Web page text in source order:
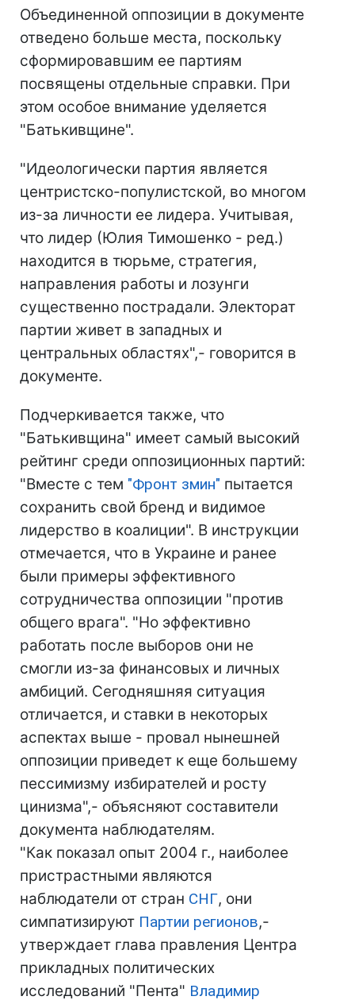
Объединенной оппозиции в документе
отведено больше места, поскольку
сформировавшим ее партиям
посвящены отдельные справки. При
этом особое внимание уделяется
"Батькивщине".
"Идеологически партия является
центристско-популистской, во многом
из-за личности ее лидера. Учитывая,
что лидер (Юлия Тимошенко - ред.)
находится в тюрьме, стратегия,
направления работы и лозунги
существенно пострадали. Электорат
партии живет в западных и
центральных областях",- говорится в
документе.
Подчеркивается также, что
"Батькивщина" имеет самый высокий
рейтинг среди оппозиционных партий:
"Вместе с тем "Фронт змин" пытается
сохранить свой бренд и видимое
лидерство в коалиции". В инструкции
отмечается, что в Украине и ранее
были примеры эффективного
сотрудничества оппозиции "против
общего врага". "Но эффективно
работать после выборов они не
смогли из-за финансовых и личных
амбиций. Сегодняшняя ситуация
отличается, и ставки в некоторых
аспектах выше - провал нынешней
оппозиции приведет к еще большему
пессимизму избирателей и росту
цинизма",- объясняют составители
документа наблюдателям.
"Как показал опыт 2004 г., наиболее
пристрастными являются
наблюдатели от стран СНГ, они
симпатизируют Партии регионов,-
утверждает глава правления Центра
прикладных политических
исследований "Пента" Владимир